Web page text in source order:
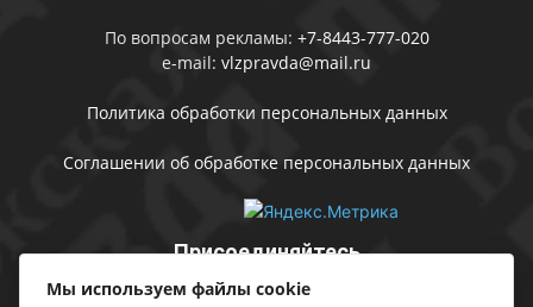
По вопросам рекламы: +7-8443-777-020
e-mail: vlzpravda@mail.ru
Политика обработки персональных данных
Соглашении об обработке персональных данных
Присоединяйтесь
Мы используем файлы cookie